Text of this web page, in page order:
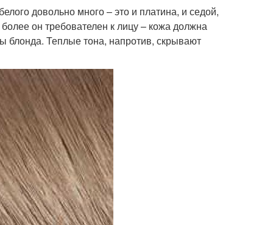
довольно много – это и платина, и седой,
он требователен к лицу – кожа должна
блонда. Теплые тона, напротив, скрывают